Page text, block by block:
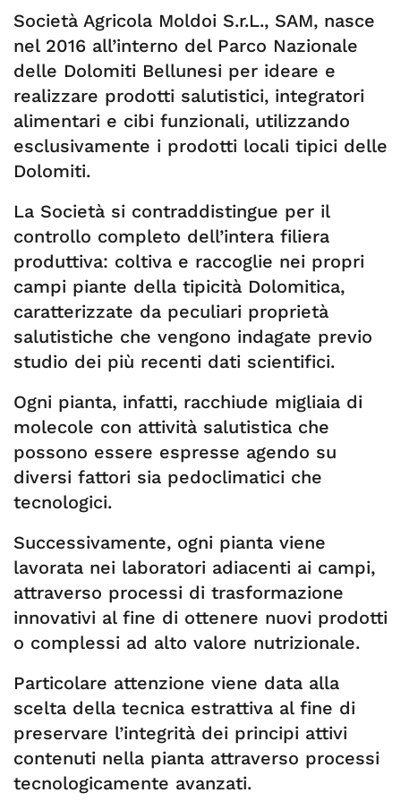
Società Agricola Moldoi S.r.L., SAM, nasce
nel 2016 all’interno del Parco Nazionale
delle Dolomiti Bellunesi per ideare e
realizzare prodotti salutistici, integratori
alimentari e cibi funzionali, utilizzando
esclusivamente i prodotti locali tipici delle
Dolomiti.
La Società si contraddistingue per il
controllo completo dell’intera filiera
produttiva: coltiva e raccoglie nei propri
campi piante della tipicità Dolomitica,
caratterizzate da peculiari proprietà
salutistiche che vengono indagate previo
studio dei più recenti dati scientifici.
Ogni pianta, infatti, racchiude migliaia di
molecole con attività salutistica che
possono essere espresse agendo su
diversi fattori sia pedoclimatici che
tecnologici.
Successivamente, ogni pianta viene
lavorata nei laboratori adiacenti ai campi,
attraverso processi di trasformazione
innovativi al fine di ottenere nuovi prodotti
o complessi ad alto valore nutrizionale.
Particolare attenzione viene data alla
scelta della tecnica estrattiva al fine di
preservare l’integrità dei principi attivi
contenuti nella pianta attraverso processi
tecnologicamente avanzati.